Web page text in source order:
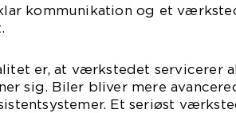
kommunikation og et
er, at værkstedet servicerer
sig. Biler bliver mere
Et seriøst